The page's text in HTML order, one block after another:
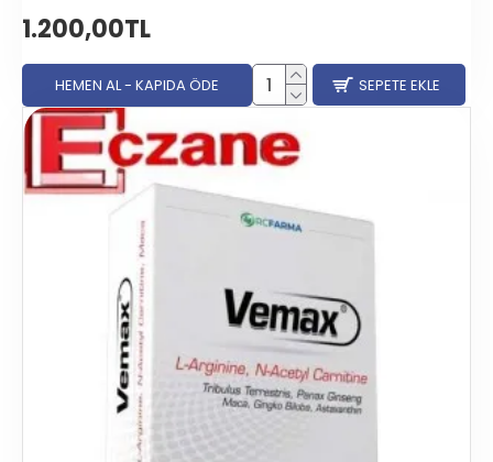
1.200,00TL
HEMEN AL - KAPIDA ÖDE SEPETE EKLE